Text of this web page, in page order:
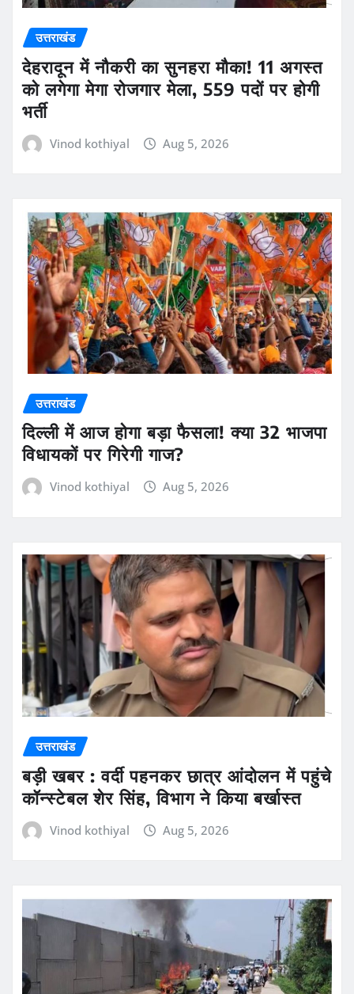
उत्तराखंड
देहरादून में नौकरी का सुनहरा मौका! 11 अगस्त
को लगेगा मेगा रोजगार मेला, 559 पदों पर होगी
भर्ती
Vinod kothiyal Aug 5, 2026
उत्तराखंड
दिल्ली में आज होगा बड़ा फैसला! क्या 32 भाजपा
विधायकों पर गिरेगी गाज?
Vinod kothiyal Aug 5, 2026
उत्तराखंड
बड़ी खबर : वर्दी पहनकर छात्र आंदोलन में पहुंचे
कॉन्स्टेबल शेर सिंह, विभाग ने किया बर्खास्त
Vinod kothiyal Aug 5, 2026